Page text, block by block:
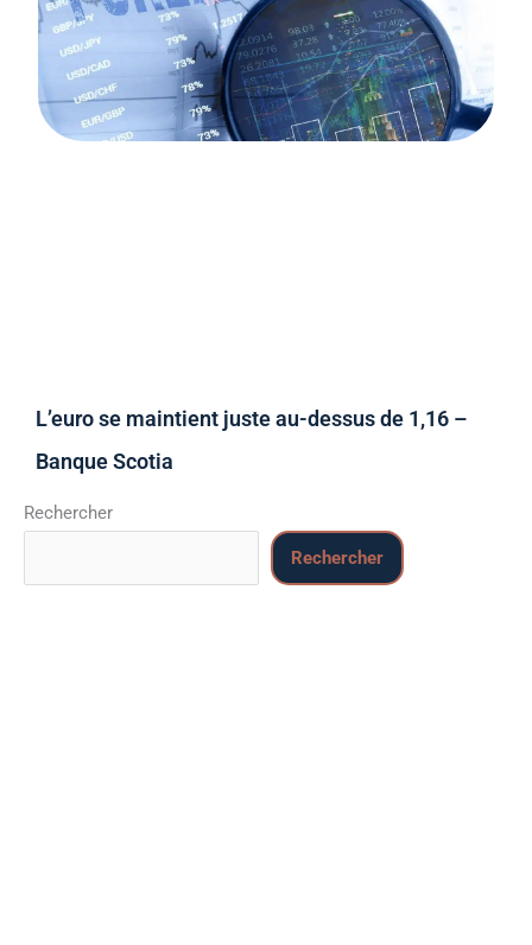
L’euro se maintient juste au-dessus de 1,16 –
Banque Scotia
Rechercher
Rechercher